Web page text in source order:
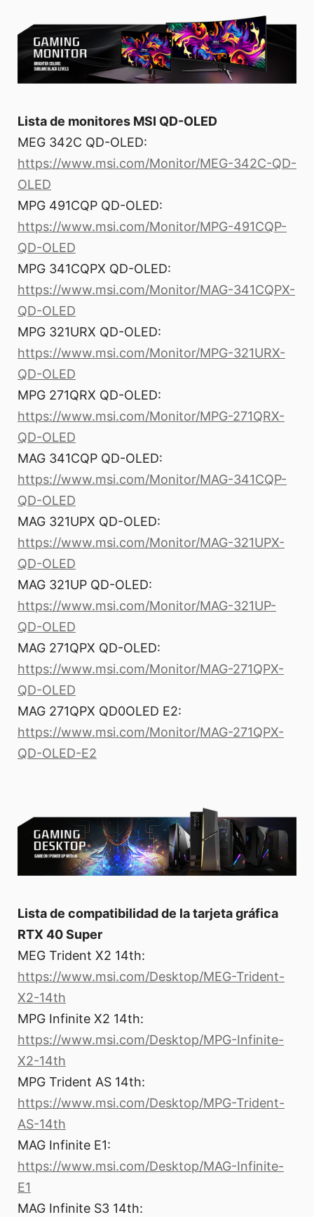
Lista de monitores MSI QD-OLED
MEG 342C QD-OLED:
https://www.msi.com/Monitor/MEG-342C-QD-
OLED
MPG 491CQP QD-OLED:
https://www.msi.com/Monitor/MPG-491CQP-
QD-OLED
MPG 341CQPX QD-OLED:
https://www.msi.com/Monitor/MAG-341CQPX-
QD-OLED
MPG 321URX QD-OLED:
https://www.msi.com/Monitor/MPG-321URX-
QD-OLED
MPG 271QRX QD-OLED:
https://www.msi.com/Monitor/MPG-271QRX-
QD-OLED
MAG 341CQP QD-OLED:
https://www.msi.com/Monitor/MAG-341CQP-
QD-OLED
MAG 321UPX QD-OLED:
https://www.msi.com/Monitor/MAG-321UPX-
QD-OLED
MAG 321UP QD-OLED:
https://www.msi.com/Monitor/MAG-321UP-
QD-OLED
MAG 271QPX QD-OLED:
https://www.msi.com/Monitor/MAG-271QPX-
QD-OLED
MAG 271QPX QD0OLED E2:
https://www.msi.com/Monitor/MAG-271QPX-
QD-OLED-E2
Lista de compatibilidad de la tarjeta gráfica
RTX 40 Super
MEG Trident X2 14th:
https://www.msi.com/Desktop/MEG-Trident-
X2-14th
MPG Infinite X2 14th:
https://www.msi.com/Desktop/MPG-Infinite-
X2-14th
MPG Trident AS 14th:
https://www.msi.com/Desktop/MPG-Trident-
AS-14th
MAG Infinite E1:
https://www.msi.com/Desktop/MAG-Infinite-
E1
MAG Infinite S3 14th: